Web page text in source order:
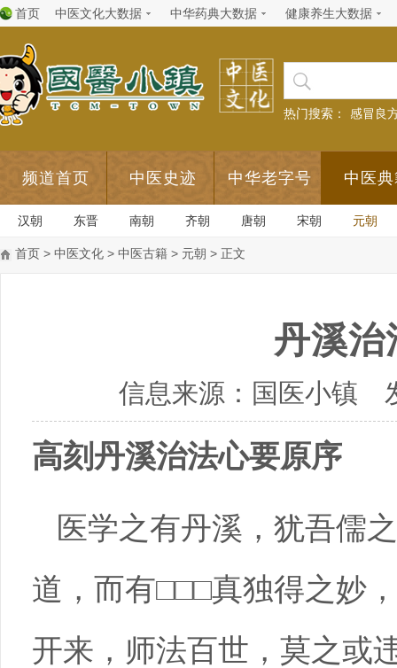
首页 中医文化大数据 中华药典大数据 健康养生大数据
热门搜索： 感冒良
频道首页 中医史迹 中华老字号 中医
汉朝 东晋 南朝 齐朝 唐朝 宋朝 元朝
首页 > 中医文化 > 中医古籍 > 元朝 > 正文
丹溪治
信息来源：国医小镇
高刻丹溪治法心要原序
医学之有丹溪，犹吾儒
道，而有□□□真独得之妙
开来，师法百世，莫之或